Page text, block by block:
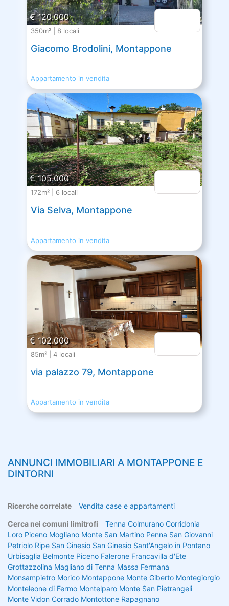
€ 120.000
350m² | 8 locali
Giacomo Brodolini, Montappone
Appartamento in vendita
€ 105.000
172m² | 6 locali
Via Selva, Montappone
Appartamento in vendita
€ 102.000
85m² | 4 locali
via palazzo 79, Montappone
Appartamento in vendita
ANNUNCI IMMOBILIARI A MONTAPPONE E
DINTORNI
Ricerche correlate Vendita case e appartamenti
Cerca nei comuni limitrofi Tenna Colmurano Corridonia
Loro Piceno Mogliano Monte San Martino Penna San Giovanni
Petriolo Ripe San Ginesio San Ginesio Sant'Angelo in Pontano
Urbisaglia Belmonte Piceno Falerone Francavilla d'Ete
Grottazzolina Magliano di Tenna Massa Fermana
Monsampietro Morico Montappone Monte Giberto Montegiorgio
Monteleone di Fermo Montelparo Monte San Pietrangeli
Monte Vidon Corrado Montottone Rapagnano